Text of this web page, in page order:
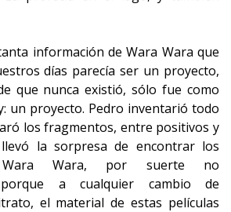
información de Wara Wara que
días parecía ser un proyecto,
que nunca existió, sólo fue como
un proyecto. Pedro inventarió todo
los fragmentos, entre positivos y
la sorpresa de encontrar los
Wara, por suerte no
porque a cualquier cambio de
el material de estas películas